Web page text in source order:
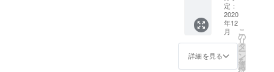
レー
ラーハ
ウスで
の宿泊
の場合
に限り
ます。
ら、一
年間毎
日ご利
用いた
だけま
す。た
だし、
す。
※掲載期
間は3年
間で
す。 ▼
お礼の
お手紙
入チ
ケット
※韓国生
まれの
社長
が、社
長しか
定：
2020
年12
月
詳細を見る
こ
の
リ
タ
ー
ン
を
選